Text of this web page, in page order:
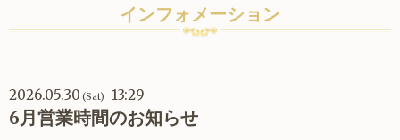
インフォメーション
2026.05.30 (Sat) 13:29
6月営業時間のお知らせ